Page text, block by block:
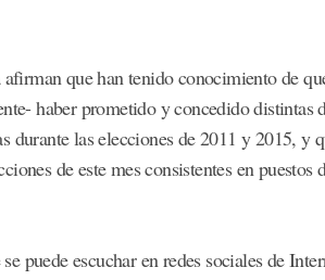
que han tenido conocimiento de
haber prometido y concedido distintas
durante las elecciones de 2011 y 2015, y
de este mes consistentes en puestos
puede escuchar en redes sociales de